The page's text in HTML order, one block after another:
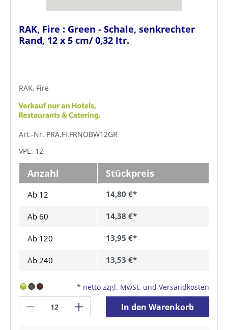
RAK, Fire : Green - Schale, senkrechter
Rand, 12 x 5 cm/ 0,32 ltr.
RAK, Fire
Art.-Nr. PRA.FI.FRNOBW12GR
VPE: 12
Anzahl Stückpreis
Ab 12 14,80 €*
Ab 60 14,38 €*
Ab 120 13,95 €*
Ab 240 13,53 €*
* netto zzgl. MwSt. und Versandkosten
In den Warenkorb